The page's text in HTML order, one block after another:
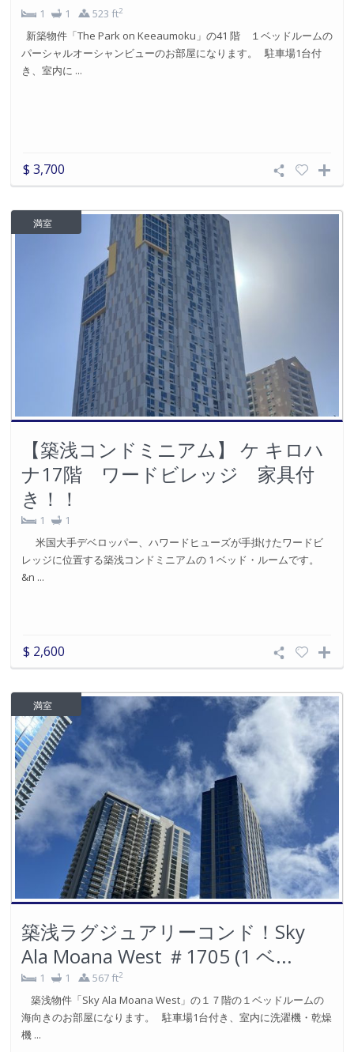
1 1 523 ft2
新築物件「The Park on Keeaumoku」の41 階 １ベッドルームの
パーシャルオーシャンビューのお部屋になります。 駐車場1台付
き、室内に ...
$ 3,700
満室
【築浅コンドミニアム】 ケ キロハ
ナ17階 ワードビレッジ 家具付
き！！
1
1
米国大手デベロッパー、ハワードヒューズが手掛けたワードビ
レッジに位置する築浅コンドミニアムの 1 ベッド・ルームです。
&n ...
$ 2,600
満室
築浅ラグジュアリーコンド！Sky
Ala Moana West ＃1705 (1 ベ...
1 1 567 ft2
築浅物件「Sky Ala Moana West」の１７階の１ベッドルームの
海向きのお部屋になります。 駐車場1台付き、室内に洗濯機・乾燥
機 ...